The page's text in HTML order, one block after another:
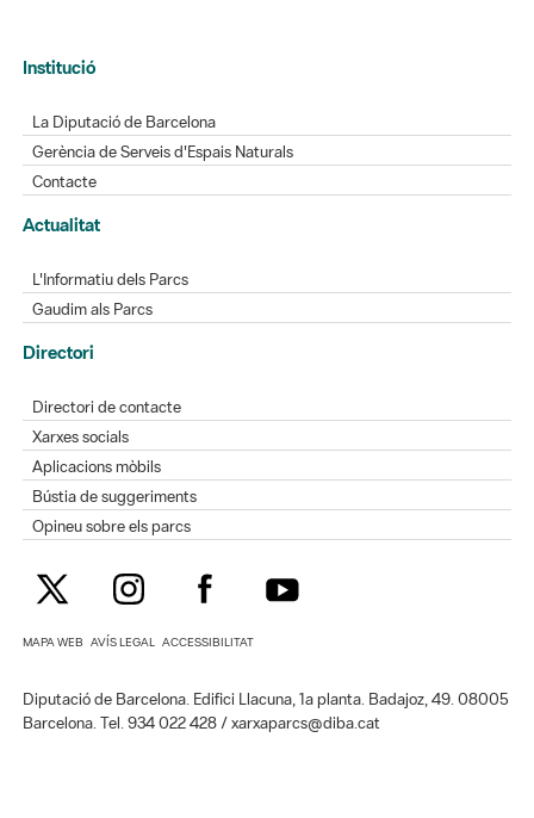
Institució
La Diputació de Barcelona
Gerència de Serveis d'Espais Naturals
Contacte
Actualitat
L'Informatiu dels Parcs
Gaudim als Parcs
Directori
Directori de contacte
Xarxes socials
Aplicacions mòbils
Bústia de suggeriments
Opineu sobre els parcs
MAPA WEB AVÍS LEGAL ACCESSIBILITAT
Diputació de Barcelona. Edifici Llacuna, 1a planta. Badajoz, 49. 08005
Barcelona. Tel. 934 022 428 / xarxaparcs@diba.cat